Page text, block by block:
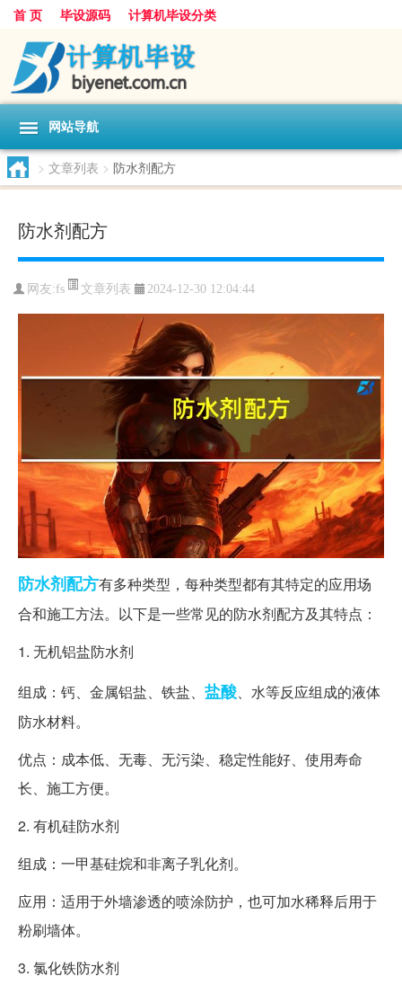
首 页 毕设源码 计算机毕设分类
网站导航
> 文章列表 > 防水剂配方
防水剂配方
网友:fs 文章列表 2024-12-30 12:04:44
防水剂配方有多种类型，每种类型都有其特定的应用场
合和施工方法。以下是一些常见的防水剂配方及其特点：
1. 无机铝盐防水剂
组成：钙、金属铝盐、铁盐、 盐酸、水等反应组成的液体
防水材料。
优点：成本低、无毒、无污染、稳定性能好、使用寿命
长、施工方便。
2. 有机硅防水剂
组成：一甲基硅烷和非离子乳化剂。
应用：适用于外墙渗透的喷涂防护，也可加水稀释后用于
粉刷墙体。
3. 氯化铁防水剂